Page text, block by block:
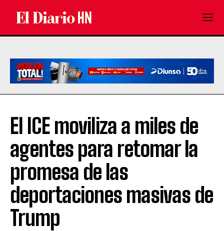
El ICE moviliza a miles de
agentes para retomar la
promesa de las
deportaciones masivas de
Trump